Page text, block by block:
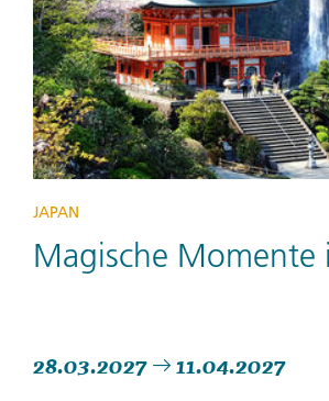
JAPAN
Magische Momente
28.03.2027 11.04.2027